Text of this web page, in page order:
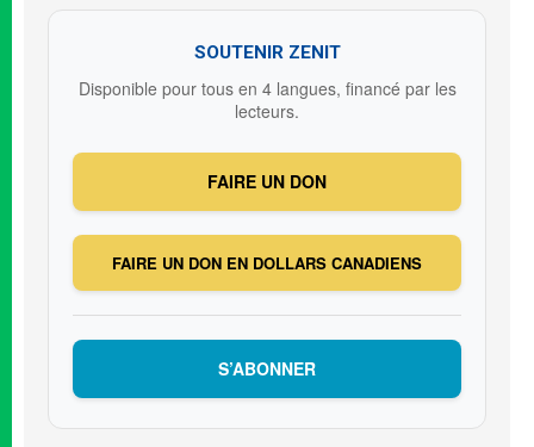
SOUTENIR ZENIT
Disponible pour tous en 4 langues, financé par les
lecteurs.
FAIRE UN DON
FAIRE UN DON EN DOLLARS CANADIENS
S’ABONNER